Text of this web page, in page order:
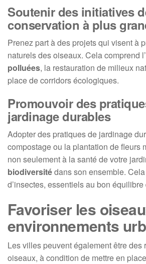
Soutenir des initiatives
conservation à plus
Prenez part à des projets qui visent à
naturels des oiseaux. Cela comprend
polluées, la restauration de milieux
place de corridors écologiques.
Promouvoir des
jardinage durables
Adopter des pratiques de jardinage
compostage ou la plantation de fleurs
non seulement à la santé de votre
biodiversitédans son ensemble.
d’insectes, essentiels au bon
Favoriser les
environnements
Les villes peuvent également être des
oiseaux, à condition de mettre en